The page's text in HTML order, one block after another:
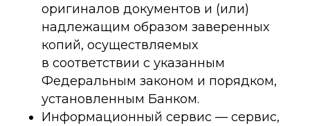
оригиналов документов и (или)
надлежащим образом заверенных
копий, осуществляемых
в соответствии с указанным
Федеральным законом и порядком,
установленным Банком.
Информационный сервис — сервис,